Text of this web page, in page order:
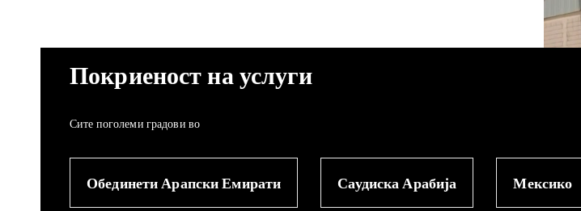
Покриеност на услуги
Сите поголеми градови во
Обединети Арапски Емирати Саудиска Арабија Мексико